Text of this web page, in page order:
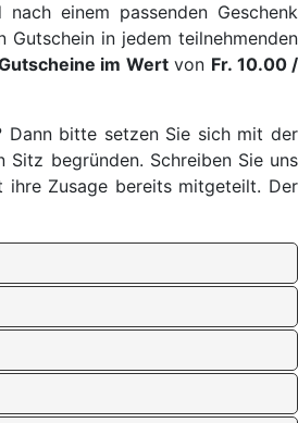
einem passenden Geschenk
Gutschein in jedem teilnehmenden
im Wertvon Fr. 10.00 /
Dann bitte setzen Sie sich mit der
Sitz begründen. Schreiben Sie uns
ihre Zusage bereits mitgeteilt. Der